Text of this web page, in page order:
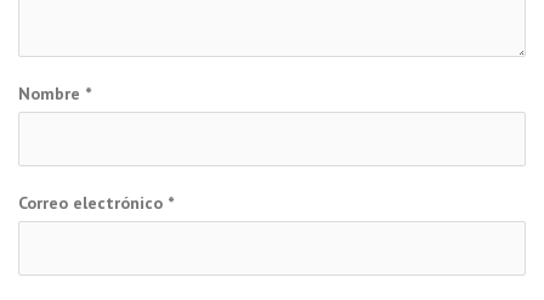
Nombre *
Correo electrónico *